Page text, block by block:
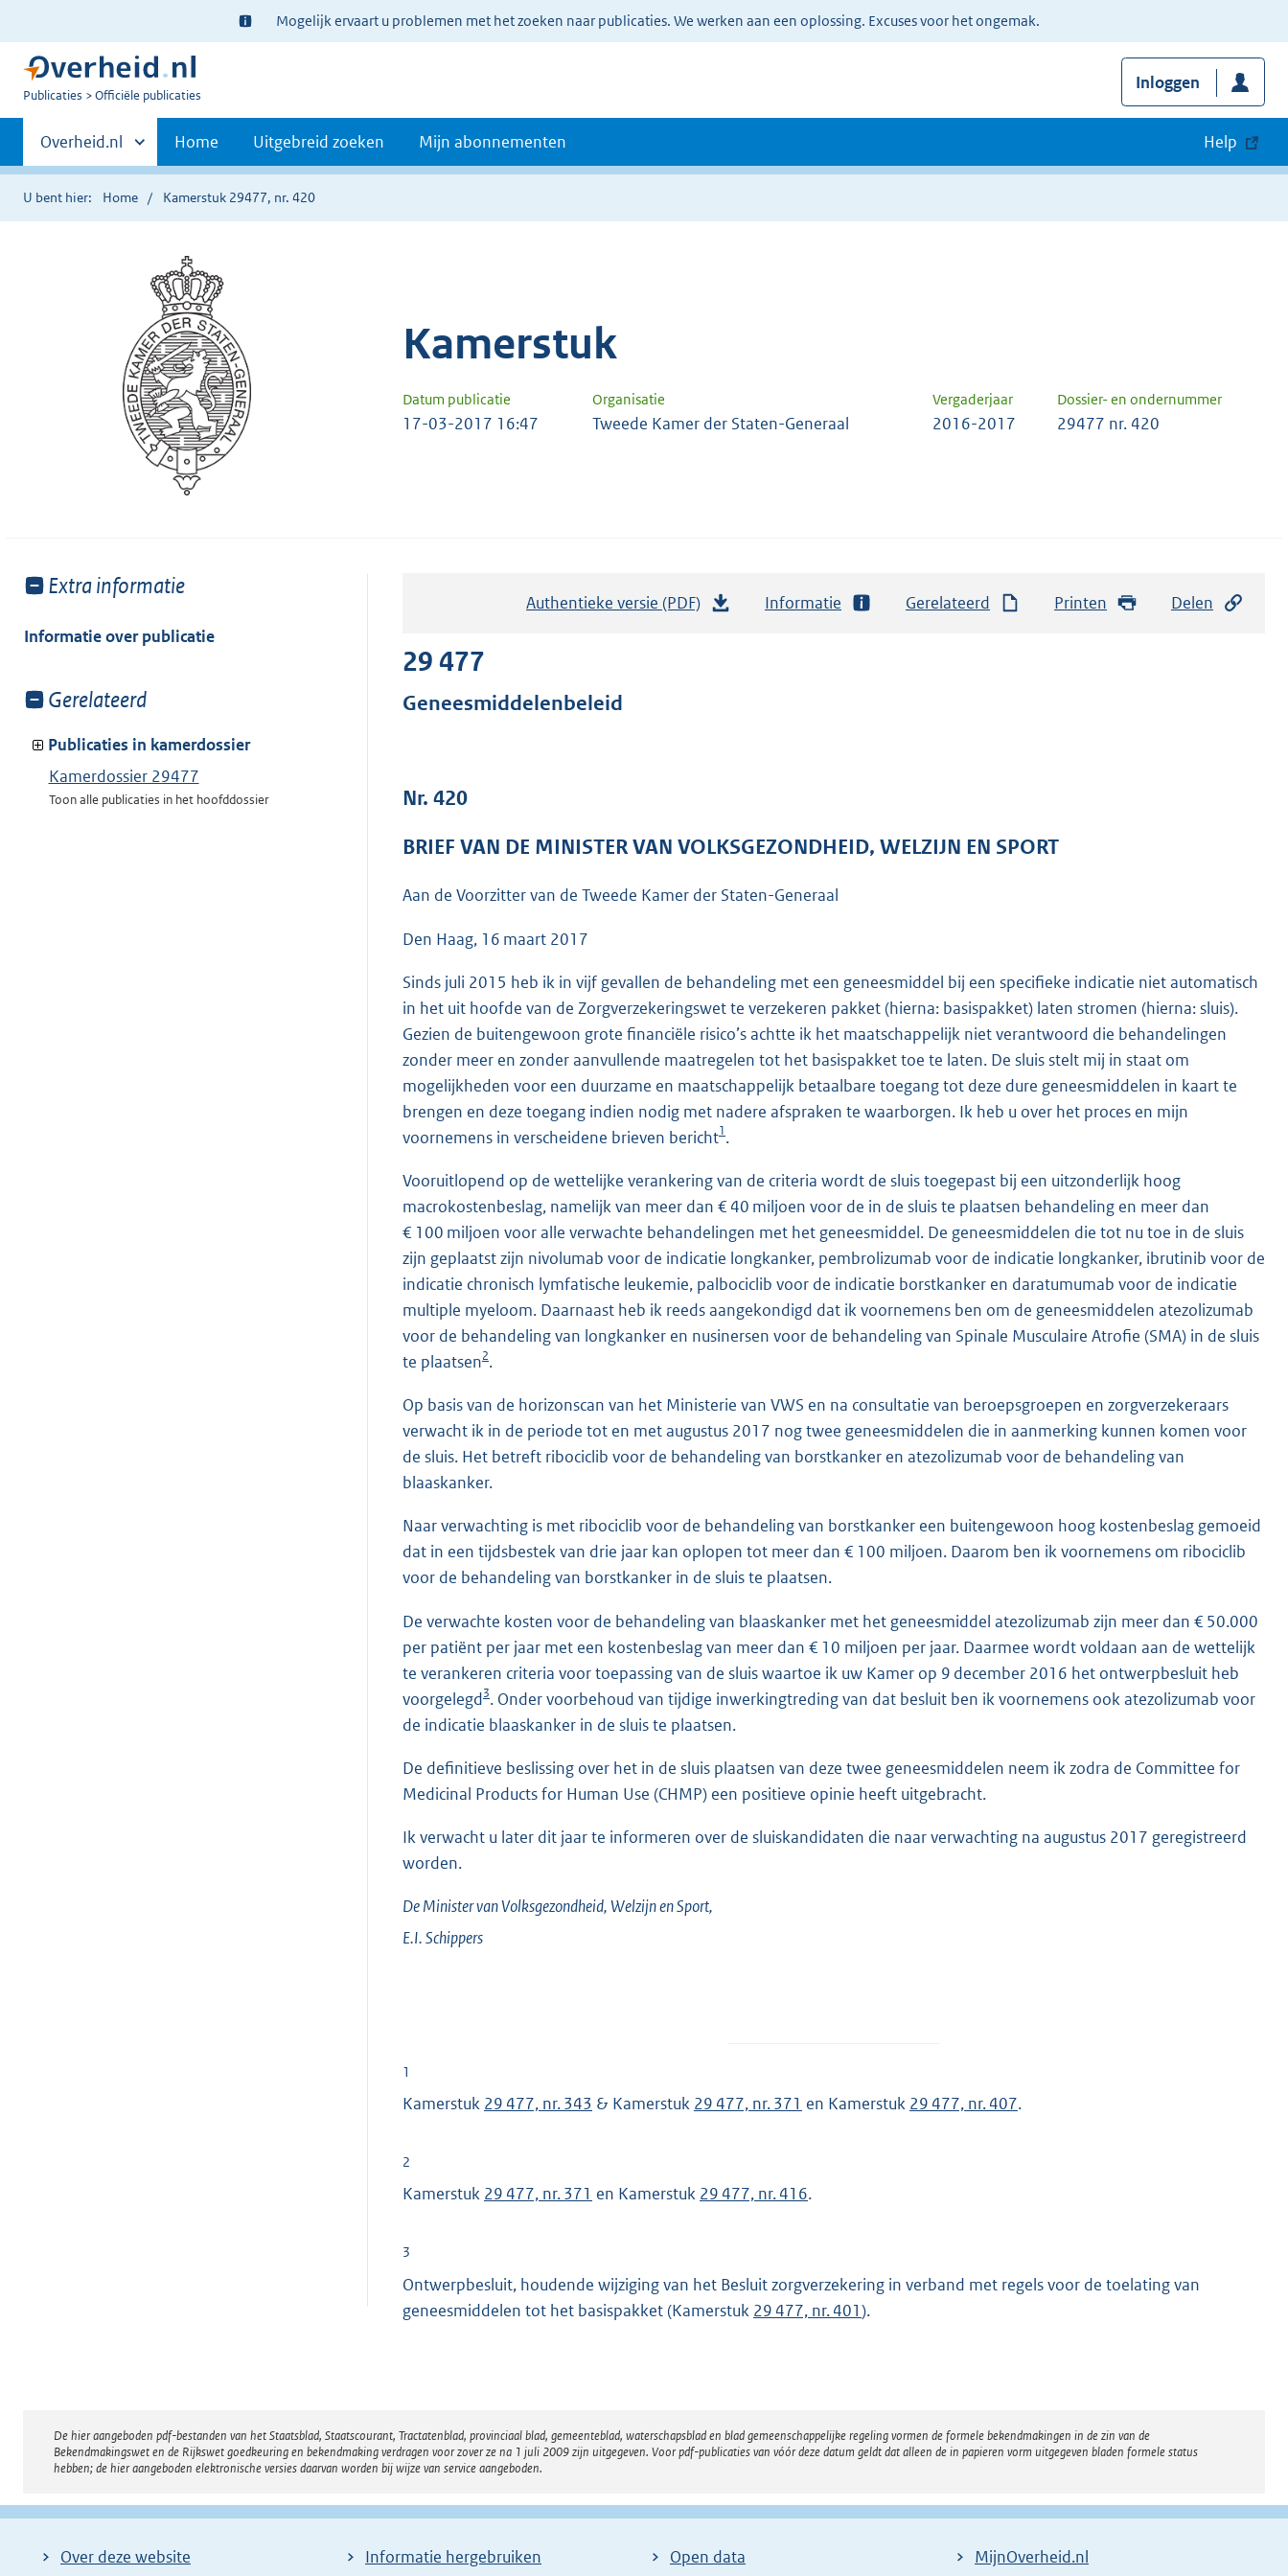
Ter
informatie:
Mogelijk ervaart u problemen met het zoeken naar publicaties. We werken aan een oplossing. Excuses voor het ongemak.
U
Publicaties Officiële publicaties
Inloggen
Primaire
navigatie
Andere
sites
binnen
Overheid.nl Home Uitgebreid zoeken Mijn abonnementen Help
U bent hier: Home Kamerstuk 29477, nr. 420
Kamerstuk
Datum publicatie Organisatie Vergaderjaar Dossier- en ondernummer
17-03-2017 16:47 Tweede Kamer der Staten-Generaal 2016-2017 29477 nr. 420
Toon
van:
Extra informatie
Informatie over publicatie
Toon
van:
Gerelateerd
Publicaties in kamerdossier
Kamerdossier 29477
Toon alle publicaties in het hoofddossier
Authentieke versie (PDF)
r
o
:
4
0
K
b
Informatie Gerelateerd Printen Delen
29 477
Geneesmiddelenbeleid
Nr. 420
BRIEF VAN DE MINISTER VAN VOLKSGEZONDHEID, WELZIJN EN SPORT
Aan de Voorzitter van de Tweede Kamer der Staten-Generaal
Den Haag, 16 maart 2017
Sinds juli 2015 heb ik in vijf gevallen de behandeling met een geneesmiddel bij een specifieke indicatie niet automatisch
in het uit hoofde van de Zorgverzekeringswet te verzekeren pakket (hierna: basispakket) laten stromen (hierna: sluis).
Gezien de buitengewoon grote financiële risico’s achtte ik het maatschappelijk niet verantwoord die behandelingen
zonder meer en zonder aanvullende maatregelen tot het basispakket toe te laten. De sluis stelt mij in staat om
mogelijkheden voor een duurzame en maatschappelijk betaalbare toegang tot deze dure geneesmiddelen in kaart te
brengen en deze toegang indien nodig met nadere afspraken te waarborgen. Ik heb u over het proces en mijn
voornemens in verscheidene brieven bericht1.
Vooruitlopend op de wettelijke verankering van de criteria wordt de sluis toegepast bij een uitzonderlijk hoog
macrokostenbeslag, namelijk van meer dan € 40 miljoen voor de in de sluis te plaatsen behandeling en meer dan
€ 100 miljoen voor alle verwachte behandelingen met het geneesmiddel. De geneesmiddelen die tot nu toe in de sluis
zijn geplaatst zijn nivolumab voor de indicatie longkanker, pembrolizumab voor de indicatie longkanker, ibrutinib voor de
indicatie chronisch lymfatische leukemie, palbociclib voor de indicatie borstkanker en daratumumab voor de indicatie
multiple myeloom. Daarnaast heb ik reeds aangekondigd dat ik voornemens ben om de geneesmiddelen atezolizumab
voor de behandeling van longkanker en nusinersen voor de behandeling van Spinale Musculaire Atrofie (SMA) in de sluis
te plaatsen2.
Op basis van de horizonscan van het Ministerie van VWS en na consultatie van beroepsgroepen en zorgverzekeraars
verwacht ik in de periode tot en met augustus 2017 nog twee geneesmiddelen die in aanmerking kunnen komen voor
de sluis. Het betreft ribociclib voor de behandeling van borstkanker en atezolizumab voor de behandeling van
blaaskanker.
Naar verwachting is met ribociclib voor de behandeling van borstkanker een buitengewoon hoog kostenbeslag gemoeid
dat in een tijdsbestek van drie jaar kan oplopen tot meer dan € 100 miljoen. Daarom ben ik voornemens om ribociclib
voor de behandeling van borstkanker in de sluis te plaatsen.
De verwachte kosten voor de behandeling van blaaskanker met het geneesmiddel atezolizumab zijn meer dan € 50.000
per patiënt per jaar met een kostenbeslag van meer dan € 10 miljoen per jaar. Daarmee wordt voldaan aan de wettelijk
te verankeren criteria voor toepassing van de sluis waartoe ik uw Kamer op 9 december 2016 het ontwerpbesluit heb
voorgelegd3. Onder voorbehoud van tijdige inwerkingtreding van dat besluit ben ik voornemens ook atezolizumab voor
de indicatie blaaskanker in de sluis te plaatsen.
De definitieve beslissing over het in de sluis plaatsen van deze twee geneesmiddelen neem ik zodra de Committee for
Medicinal Products for Human Use (CHMP) een positieve opinie heeft uitgebracht.
Ik verwacht u later dit jaar te informeren over de sluiskandidaten die naar verwachting na augustus 2017 geregistreerd
worden.
De Minister van Volksgezondheid, Welzijn en Sport,
E.I.Schippers
1
Kamerstuk 29 477, nr. 343 & Kamerstuk 29 477, nr. 371 en Kamerstuk 29 477, nr. 407.
2
Kamerstuk 29 477, nr. 371 en Kamerstuk 29 477, nr. 416.
3
Ontwerpbesluit, houdende wijziging van het Besluit zorgverzekering in verband met regels voor de toelating van
geneesmiddelen tot het basispakket (Kamerstuk 29 477, nr. 401).
Disclaimer
De hier aangeboden pdf-bestanden van het Staatsblad, Staatscourant, Tractatenblad, provinciaal blad, gemeenteblad, waterschapsblad en blad gemeenschappelijke regeling vormen de formele bekendmakingen in de zin van de
Bekendmakingswet en de Rijkswet goedkeuring en bekendmaking verdragen voor zover ze na 1 juli 2009 zijn uitgegeven. Voor pdf-publicaties van vóór deze datum geldt dat alleen de in papieren vorm uitgegeven bladen formele status
hebben; de hier aangeboden elektronische versies daarvan worden bij wijze van service aangeboden.
Over deze website
Informatie hergebruiken
Open data
MijnOverheid.nl